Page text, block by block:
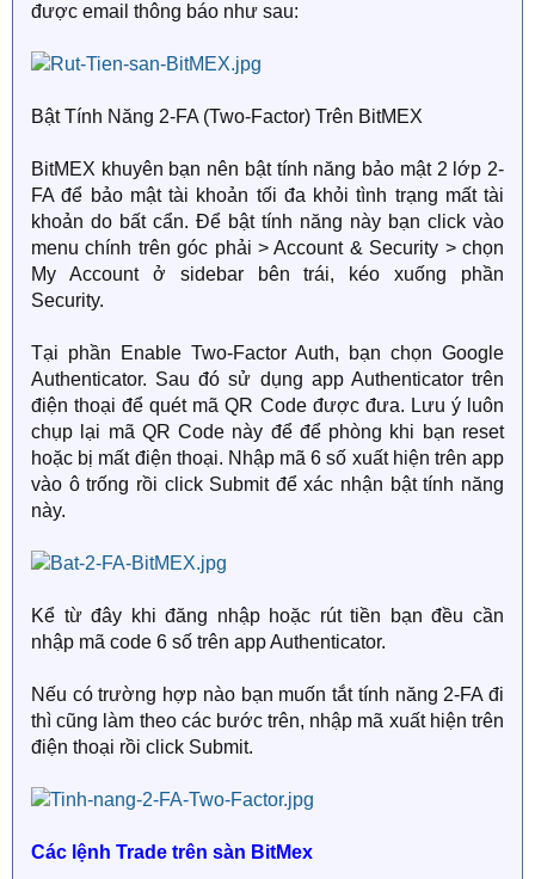
được email thông báo như sau:
Bật Tính Năng 2-FA (Two-Factor) Trên BitMEX
BitMEX khuyên bạn nên bật tính năng bảo mật 2 lớp 2-
FA để bảo mật tài khoản tối đa khỏi tình trạng mất tài
khoản do bất cẩn. Để bật tính năng này bạn click vào
menu chính trên góc phải > Account & Security > chọn
My Account ở sidebar bên trái, kéo xuống phần
Security.
Tại phần Enable Two-Factor Auth, bạn chọn Google
Authenticator. Sau đó sử dụng app Authenticator trên
điện thoại để quét mã QR Code được đưa. Lưu ý luôn
chụp lại mã QR Code này để để phòng khi bạn reset
hoặc bị mất điện thoại. Nhập mã 6 số xuất hiện trên app
vào ô trống rồi click Submit để xác nhận bật tính năng
này.
Kể từ đây khi đăng nhập hoặc rút tiền bạn đều cần
nhập mã code 6 số trên app Authenticator.
Nếu có trường hợp nào bạn muốn tắt tính năng 2-FA đi
thì cũng làm theo các bước trên, nhập mã xuất hiện trên
điện thoại rồi click Submit.
Các lệnh Trade trên sàn BitMex